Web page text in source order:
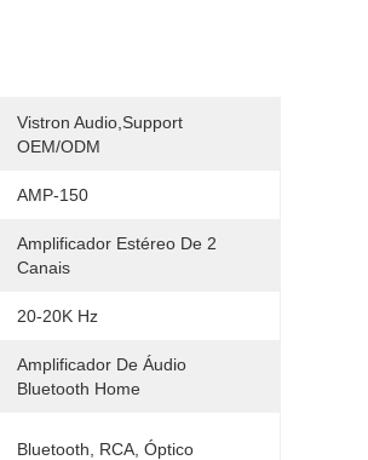
Vistron Audio,support
OEM/ODM
AMP-150
Amplificador Estéreo De 2
Canais
20-20K Hz
Amplificador De Áudio
Bluetooth Home
Bluetooth, RCA, Óptico